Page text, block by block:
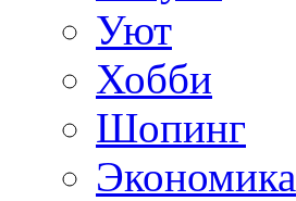
Уют
Хобби
Шопинг
Экономика